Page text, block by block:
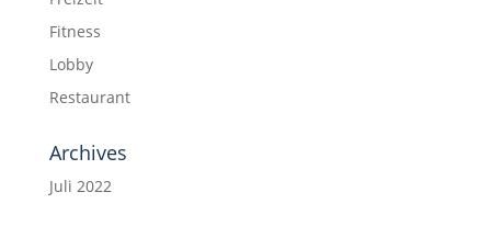
Fitness
Lobby
Restaurant
Archives
Juli 2022